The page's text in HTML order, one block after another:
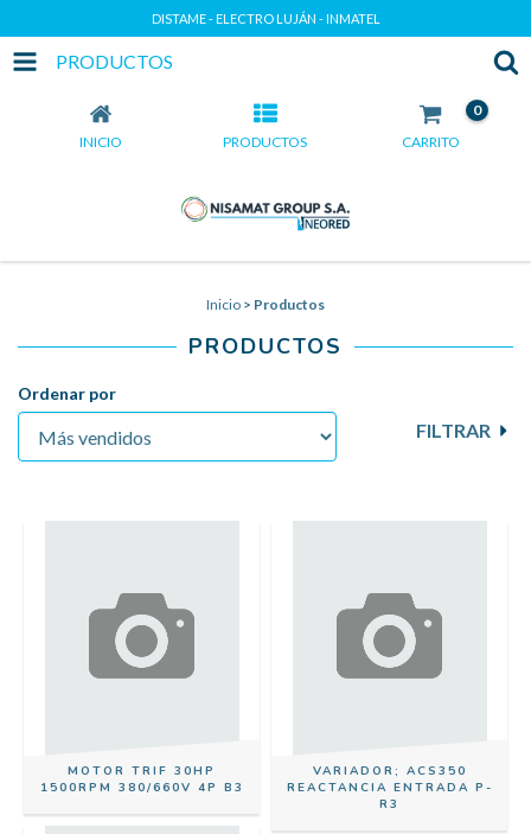
DISTAME - ELECTRO LUJÁN - INMATEL
PRODUCTOS
INICIO PRODUCTOS CARRITO
0
Inicio > Productos
PRODUCTOS
Ordenar por
FILTRAR
MOTOR TRIF 30HP
1500RPM 380/660V 4P B3
VARIADOR; ACS350
REACTANCIA ENTRADA P-
R3